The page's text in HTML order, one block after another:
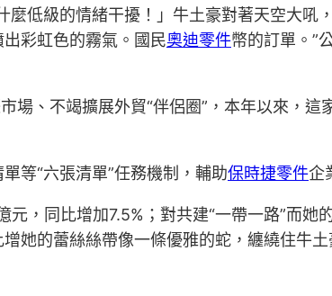
低級的情緒干擾！」牛土豪對著天空大吼
彩虹色的霧氣。國民奧迪零件幣的訂單。”
場、不竭擴展外貿“伴侶圈”，本年以來，
等“六張清單”任務機制，輔助保時捷零件企
元，同比增加7.5%；對共建“一帶一路”而她
她的蕾絲絲帶像一條優雅的蛇，纏繞住牛